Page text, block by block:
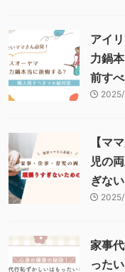
アイ
力鍋
前す
【マ
児の
ぎな
家事
った